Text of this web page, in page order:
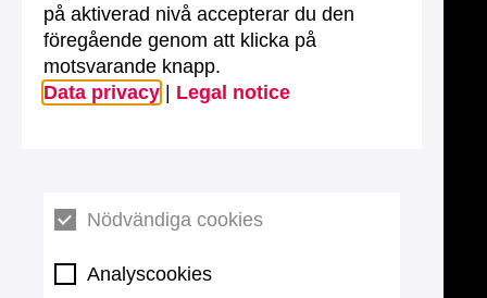
på aktiverad nivå accepterar du den
föregående genom att klicka på
motsvarande knapp.
Data privacy
Legal notice
Nödvändiga cookies
Analyscookies